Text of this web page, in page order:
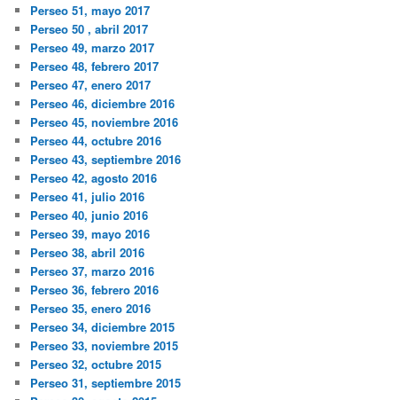
Perseo 51, mayo 2017
Perseo 50 , abril 2017
Perseo 49, marzo 2017
Perseo 48, febrero 2017
Perseo 47, enero 2017
Perseo 46, diciembre 2016
Perseo 45, noviembre 2016
Perseo 44, octubre 2016
Perseo 43, septiembre 2016
Perseo 42, agosto 2016
Perseo 41, julio 2016
Perseo 40, junio 2016
Perseo 39, mayo 2016
Perseo 38, abril 2016
Perseo 37, marzo 2016
Perseo 36, febrero 2016
Perseo 35, enero 2016
Perseo 34, diciembre 2015
Perseo 33, noviembre 2015
Perseo 32, octubre 2015
Perseo 31, septiembre 2015